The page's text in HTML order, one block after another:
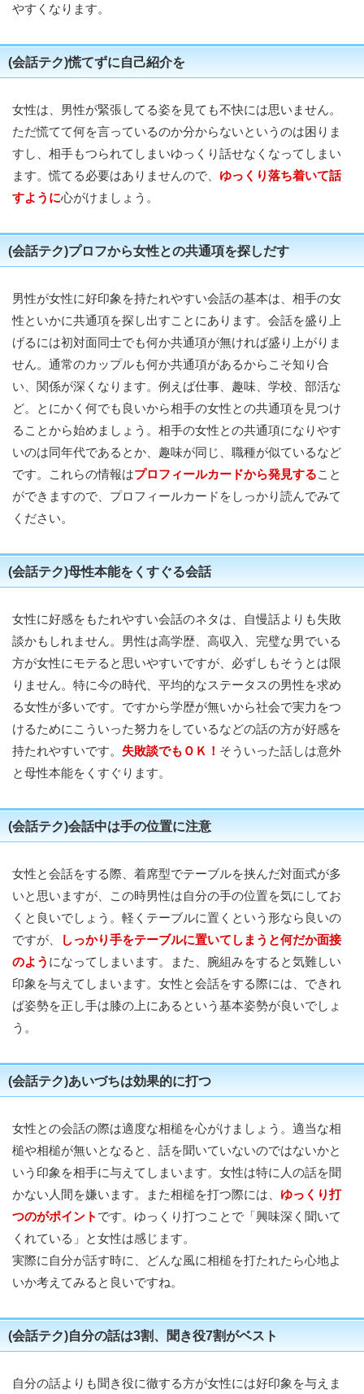
やすくなります。
(会話テク)慌てずに自己紹介を
女性は、男性が緊張してる姿を見ても不快には思いません。
ただ慌てて何を言っているのか分からないというのは困りま
すし、相手もつられてしまいゆっくり話せなくなってしまい
ます。慌てる必要はありませんので、 ゆっくり落ち着いて話
すように心がけましょう。
(会話テク)プロフから女性との共通項を探しだす
男性が女性に好印象を持たれやすい会話の基本は、相手の女
性といかに共通項を探し出すことにあります。会話を盛り上
げるには初対面同士でも何か共通項が無ければ盛り上がりま
せん。通常のカップルも何か共通項があるからこそ知り合
い、関係が深くなります。例えば仕事、趣味、学校、部活な
ど。とにかく何でも良いから相手の女性との共通項を見つけ
ることから始めましょう。相手の女性との共通項になりやす
いのは同年代であるとか、趣味が同じ、職種が似ているなど
です。これらの情報はプロフィールカードから発見すること
ができますので、プロフィールカードをしっかり読んでみて
ください。
(会話テク)母性本能をくすぐる会話
女性に好感をもたれやすい会話のネタは、自慢話よりも失敗
談かもしれません。男性は高学歴、高収入、完璧な男でいる
方が女性にモテると思いやすいですが、必ずしもそうとは限
りません。特に今の時代、平均的なステータスの男性を求め
る女性が多いです。ですから学歴が無いから社会で実力をつ
けるためにこういった努力をしているなどの話の方が好感を
持たれやすいです。 失敗談でもＯＫ！ そういった話しは意外
と母性本能をくすぐります。
(会話テク)会話中は手の位置に注意
女性と会話をする際、着席型でテーブルを挟んだ対面式が多
いと思いますが、この時男性は自分の手の位置を気にしてお
くと良いでしょう。軽くテーブルに置くという形なら良いの
ですが、
しっかり手をテーブルに置いてしまうと何だか面接
のよう になってしまいます。また、腕組みをすると気難しい
印象を与えてしまいます。女性と会話をする際には、できれ
ば姿勢を正し手は膝の上にあるという基本姿勢が良いでしょ
う。
(会話テク)あいづちは効果的に打つ
女性との会話の際は適度な相槌を心がけましょう。適当な相
槌や相槌が無いとなると、話を聞いていないのではないかと
いう印象を相手に与えてしまいます。女性は特に人の話を聞
かない人間を嫌います。また相槌を打つ際には、 ゆっくり打
つのがポイント です。ゆっくり打つことで「興味深く聞いて
くれている」と女性は感じます。
実際に自分が話す時に、どんな風に相槌を打たれたら心地よ
いか考えてみると良いですね。
(会話テク)自分の話は3割、聞き役7割がベスト
自分の話よりも聞き役に徹する方が女性には好印象を与えま